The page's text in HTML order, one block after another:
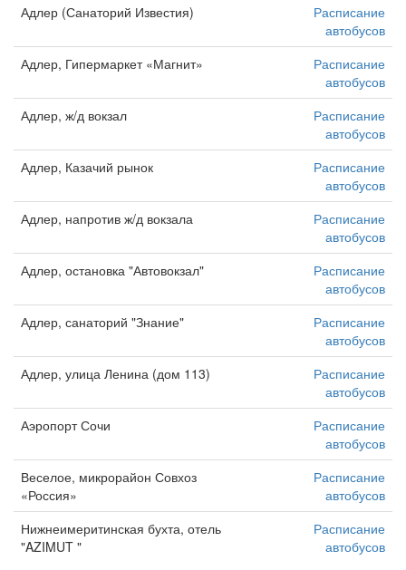
Адлер (Санаторий Известия)
Расписание
автобусов
Адлер, Гипермаркет «Магнит»
Расписание
автобусов
Адлер, ж/д вокзал
Расписание
автобусов
Адлер, Казачий рынок
Расписание
автобусов
Адлер, напротив ж/д вокзала
Расписание
автобусов
Адлер, остановка "Автовокзал"
Расписание
автобусов
Адлер, санаторий "Знание"
Расписание
автобусов
Адлер, улица Ленина (дом 113)
Расписание
автобусов
Аэропорт Сочи
Расписание
автобусов
Веселое, микрорайон Совхоз
«Россия»
Расписание
автобусов
Нижнеимеритинская бухта, отель
"AZIMUT "
Расписание
автобусов